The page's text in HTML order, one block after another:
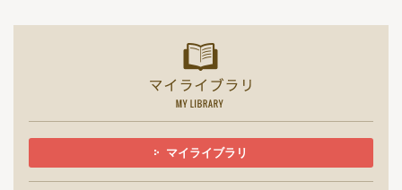
マイライブラリ